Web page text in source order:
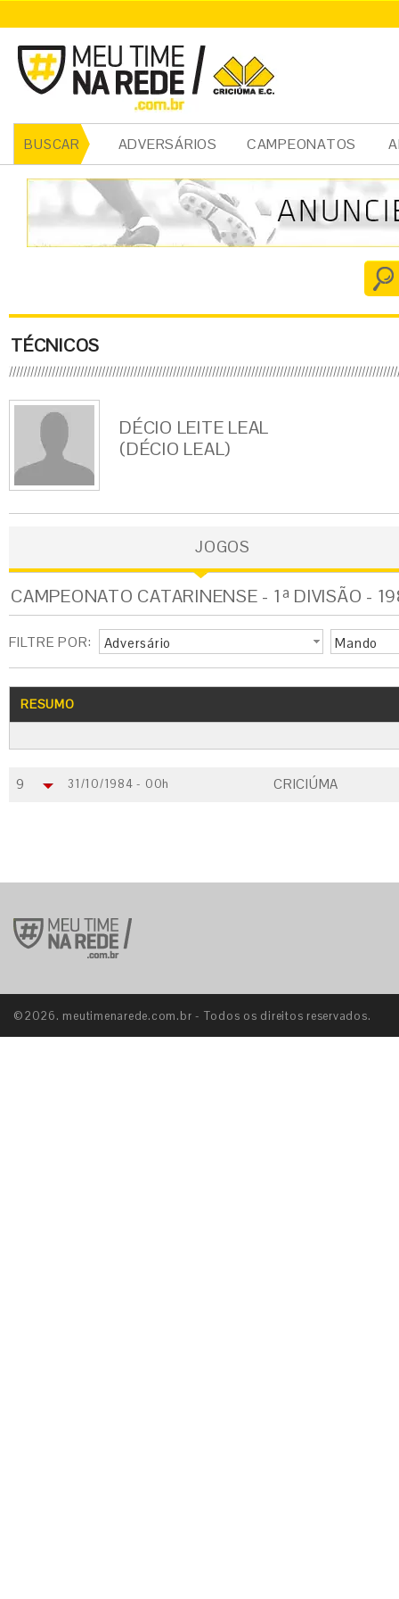
BUSCAR ADVERSÁRIOS CAMPEONATOS
TÉCNICOS
DÉCIO LEITE LEAL
(DÉCIO LEAL)
JOGOS
CAMPEONATO CATARINENSE - 1ª DIVISÃO -
FILTRE POR: Adversário Mando
RESUMO
9 31/10/1984 - 00h CRICIÚMA
©2026. meutimenarede.com.br - Todos os direitos reservados.